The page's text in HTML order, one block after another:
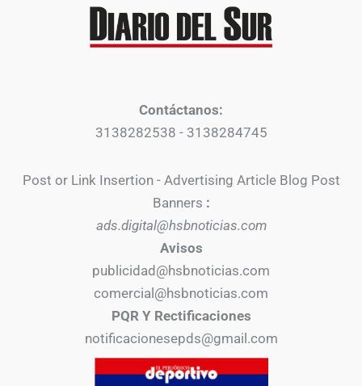
Contáctanos:
3138282538 - 3138284745
Post or Link Insertion - Advertising Article Blog Post
Banners :
ads.digital@hsbnoticias.com
Avisos
publicidad@hsbnoticias.com
comercial@hsbnoticias.com
PQR Y Rectificaciones
notificacionesepds@gmail.com